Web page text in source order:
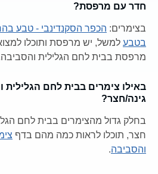
חדר עם מרפסת?
בצימרים: הכפר הסקנדינבי - טבע
בטבע למשל, יש מרפסת ותוכלו
מרפסת בבית לחם הגלילית
באילו צימרים בבית לחם
גינה/חצר?
בחלק גדול מהצימרים בבית לחם
חצר, תוכלו לראות כמה מהם בדף
והסביבה.